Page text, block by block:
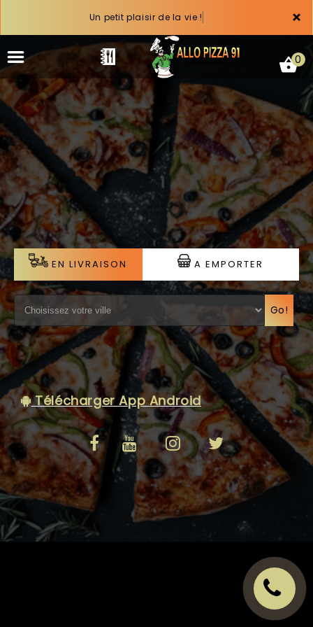
×
Un petit plaisir de la vie !
ACCUEIL
LA CARTE
VOTRE COMPTE
NOTRE RESTAURANT
VOS AVIS
MENTIONS LÉGALES
C.G.V
0
EN LIVRAISON A EMPORTER
Go!
Télécharger App Android